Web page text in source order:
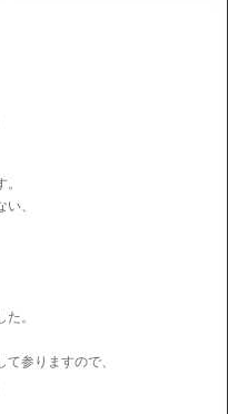
、
。
参りますので、